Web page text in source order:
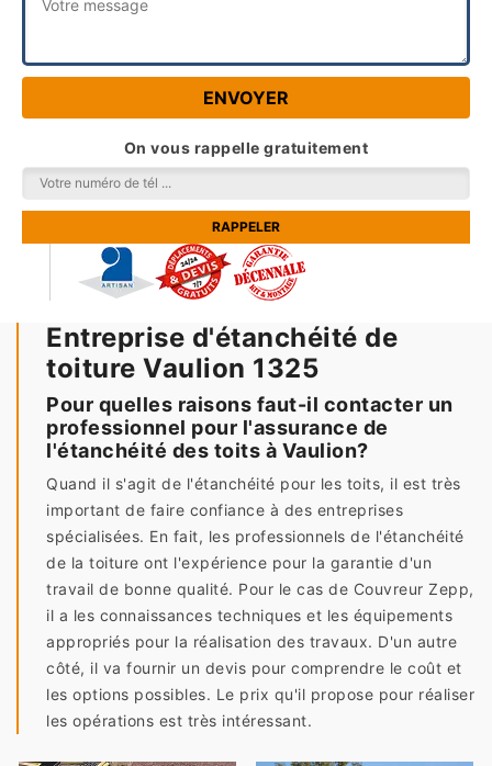
On vous rappelle gratuitement
Entreprise d'étanchéité de
toiture Vaulion 1325
Pour quelles raisons faut-il contacter un
professionnel pour l'assurance de
l'étanchéité des toits à Vaulion?
Quand il s'agit de l'étanchéité pour les toits, il est très
important de faire confiance à des entreprises
spécialisées. En fait, les professionnels de l'étanchéité
de la toiture ont l'expérience pour la garantie d'un
travail de bonne qualité. Pour le cas de Couvreur Zepp,
il a les connaissances techniques et les équipements
appropriés pour la réalisation des travaux. D'un autre
côté, il va fournir un devis pour comprendre le coût et
les options possibles. Le prix qu'il propose pour réaliser
les opérations est très intéressant.